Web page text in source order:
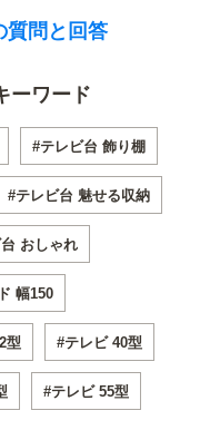
質問と回答
ーワード
#テレビ台 飾り棚
#テレビ台 魅せる収納
おしゃれ
幅150
型 #テレビ 40型
#テレビ 55型